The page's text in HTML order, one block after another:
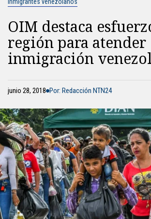
OIM destaca
región para atender
inmigración
junio 28, 2018 Por: Redacción NTN24